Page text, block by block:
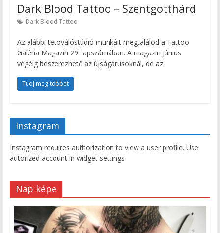
Dark Blood Tattoo – Szentgotthárd
Dark Blood Tattoo
Az alábbi tetoválóstúdió munkáit megtalálod a Tattoo
Galéria Magazin 29. lapszámában. A magazin június
végéig beszerezhető az újságárusoknál, de az
Tudj meg többet
Instagram
Instagram requires authorization to view a user profile. Use
autorized account in widget settings
Nap képe